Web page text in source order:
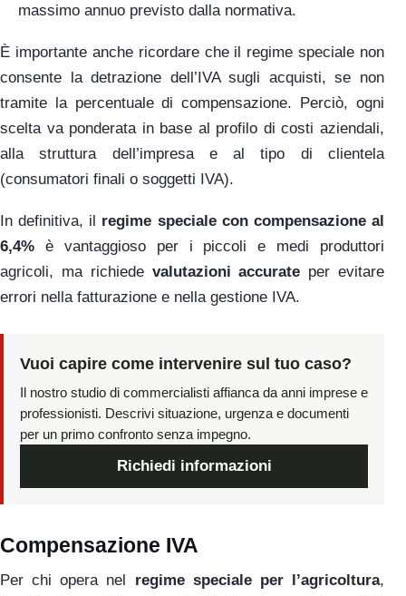
massimo annuo previsto dalla normativa.
È importante anche ricordare che il regime speciale non
consente la detrazione dell’IVA sugli acquisti, se non
tramite la percentuale di compensazione. Perciò, ogni
scelta va ponderata in base al profilo di costi aziendali,
alla struttura dell’impresa e al tipo di clientela
(consumatori finali o soggetti IVA).
In definitiva, il regime speciale con compensazione al
6,4% è vantaggioso per i piccoli e medi produttori
agricoli, ma richiede valutazioni accurate per evitare
errori nella fatturazione e nella gestione IVA.
Vuoi capire come intervenire sul tuo caso?
Il nostro studio di commercialisti affianca da anni imprese e
professionisti. Descrivi situazione, urgenza e documenti
per un primo confronto senza impegno.
Richiedi informazioni
Compensazione IVA
Per chi opera nel regime speciale per l’agricoltura,